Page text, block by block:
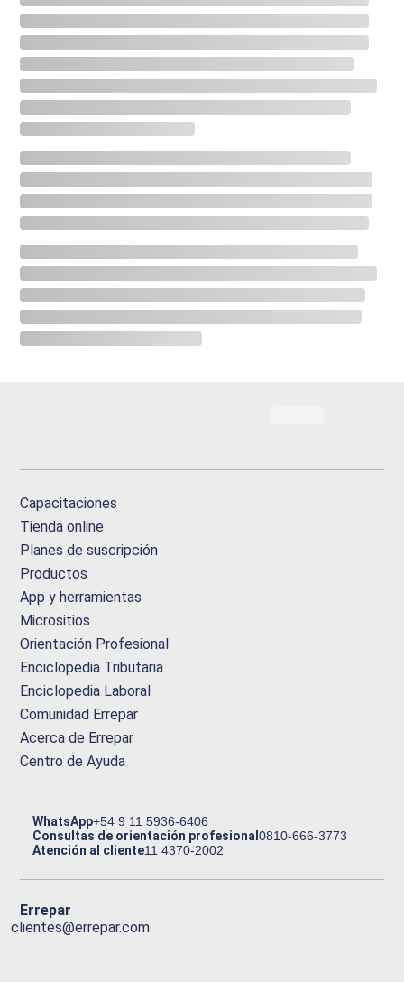
Capacitaciones
Tienda online
Planes de suscripción
Productos
App y herramientas
Micrositios
Orientación Profesional
Enciclopedia Tributaria
Enciclopedia Laboral
Comunidad Errepar
Acerca de Errepar
Centro de Ayuda
WhatsApp+54 9 11 5936-6406
Consultas de orientación profesional0810-666-3773
Atención al cliente11 4370-2002
Errepar
clientes@errepar.com